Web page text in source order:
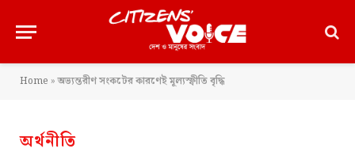
Home »অভ্যন্তরীণ সংকটের কারণেই মূল্যস্ফীতি বৃদ্ধি
অর্থনীতি